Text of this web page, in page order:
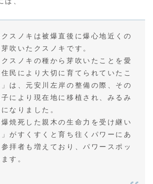
スノキは被爆直後に爆心地近くの
吹いたクスノキです。
スノキの種から芽吹いたことを愛
民により大切に育てられていたこ
は、元安川左岸の整備の際、その
により現在地に移植され、みるみ
なりました。
焼死した親木の生命力を受け継い
がすくすくと育ち往くパワーにあ
拝者も増えており、パワースポッ
す。